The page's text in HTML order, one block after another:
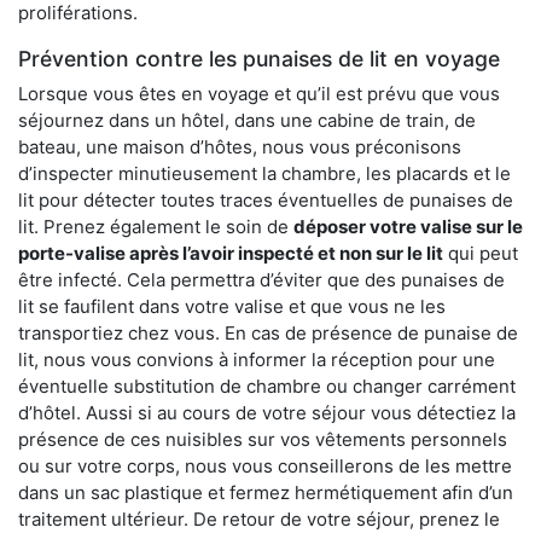
proliférations.
Prévention contre les punaises de lit en voyage
Lorsque vous êtes en voyage et qu’il est prévu que vous
séjournez dans un hôtel, dans une cabine de train, de
bateau, une maison d’hôtes, nous vous préconisons
d’inspecter minutieusement la chambre, les placards et le
lit pour détecter toutes traces éventuelles de punaises de
lit. Prenez également le soin de déposer votre valise sur le
porte-valise après l’avoir inspecté et non sur le lit qui peut
être infecté. Cela permettra d’éviter que des punaises de
lit se faufilent dans votre valise et que vous ne les
transportiez chez vous. En cas de présence de punaise de
lit, nous vous convions à informer la réception pour une
éventuelle substitution de chambre ou changer carrément
d’hôtel. Aussi si au cours de votre séjour vous détectiez la
présence de ces nuisibles sur vos vêtements personnels
ou sur votre corps, nous vous conseillerons de les mettre
dans un sac plastique et fermez hermétiquement afin d’un
traitement ultérieur. De retour de votre séjour, prenez le